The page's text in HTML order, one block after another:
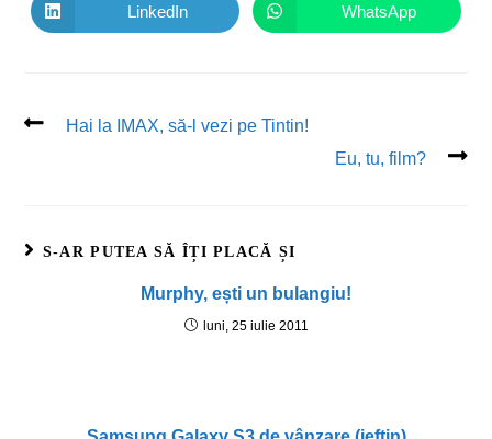
LinkedIn WhatsApp
Hai la IMAX, să-l vezi pe Tintin!
Eu, tu, film?
S-AR PUTEA SĂ ÎȚI PLACĂ ȘI
Murphy, ești un bulangiu!
luni, 25 iulie 2011